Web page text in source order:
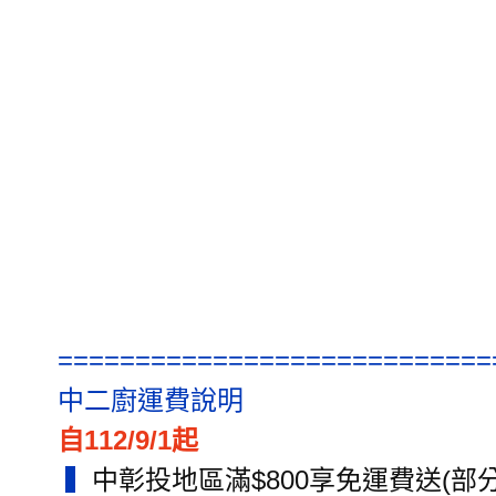
中二廚運費說明
自112/9/1起
中彰投地區滿$800享免運費送(部